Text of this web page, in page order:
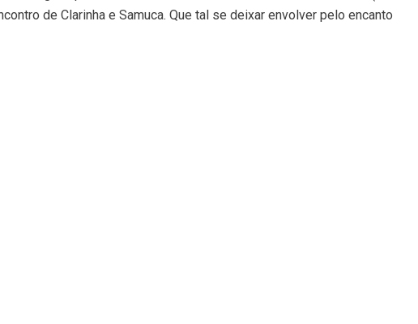
de Clarinha e Samuca. Que tal se deixar envolver pelo encanto